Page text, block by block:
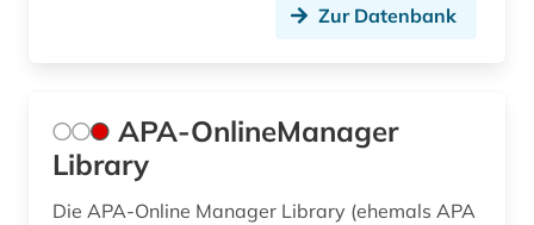
Zur Datenbank
APA-OnlineManager
Library
Die APA-Online Manager Library (ehemals APA